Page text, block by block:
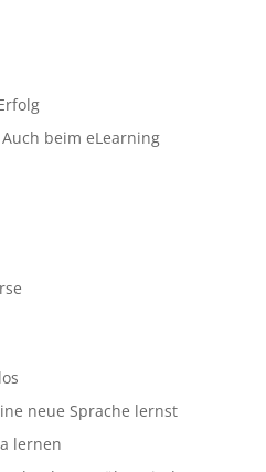
beim eLearning
neue Sprache lernst
lernen